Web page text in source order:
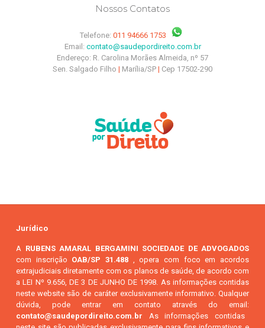
Nossos Contatos
Telefone: 011 94666 1753
Email: contato@saudepordireito.com.br
Endereço: R. Carolina Morães Almeida, nº 57
Sen. Salgado Filho | Marília/SP | Cep 17502-290
Jurídico
A RUBENS AMARAL BERGAMINI SOCIEDADE DE ADVOGADOS
com inscrição OAB/SP 31.488 , opera com foco em acordos
extrajudiciais diretamente com os planos de saúde, de acordo com
a LEI Nº 9.656, DE 3 DE JUNHO DE 1998. As informações contidas
neste website são de caráter exclusivamente informativo. Qualquer
dúvida, pode entrar em contato através do email:
contato@saudepordireito.com.br As informações contidas